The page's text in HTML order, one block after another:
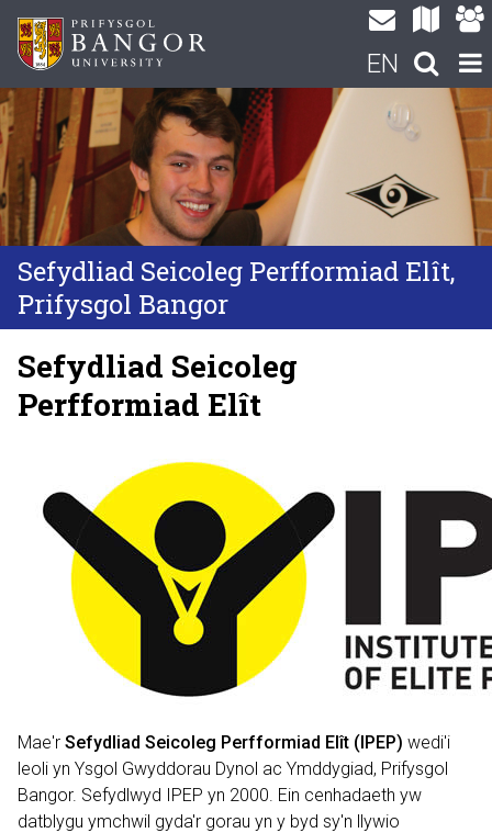
EN
Sefydliad Seicoleg Perfformiad Elît,
Prifysgol Bangor
Sefydliad Seicoleg
Perfformiad Elît
Mae'r Sefydliad Seicoleg Perfformiad Elît (IPEP) wedi'i
leoli yn Ysgol Gwyddorau Dynol ac Ymddygiad, Prifysgol
Bangor. Sefydlwyd IPEP yn 2000. Ein cenhadaeth yw
datblygu ymchwil gyda'r gorau yn y byd sy'n llywio